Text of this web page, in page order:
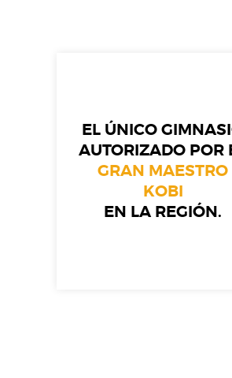
EL ÚNICO
AUTORIZADO POR
GRAN MAESTRO
KOBI
EN LA REGIÓN.